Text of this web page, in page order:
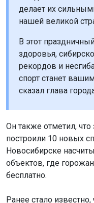
сказал глава
Он также отметил,
построили 10 новых
Новосибирске
объектов, где
бесплатно.
масштабноотметят